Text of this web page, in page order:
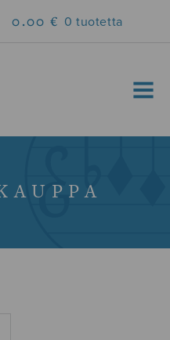
0.00 € 0 tuotetta
MENU